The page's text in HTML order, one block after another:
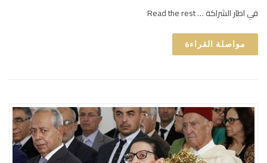
في اطار الشراكة … Read the rest
مواصلة القراءة